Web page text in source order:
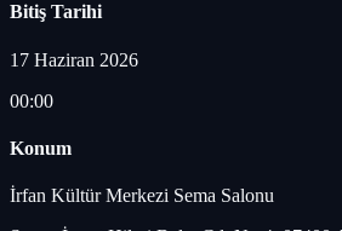
Bitiş Tarihi
17 Haziran 2026
00:00
Konum
İrfan Kültür Merkezi Sema Salonu